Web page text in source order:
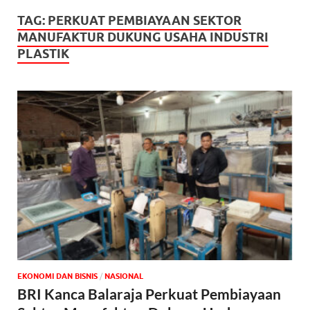
TAG: PERKUAT PEMBIAYAAN SEKTOR
MANUFAKTUR DUKUNG USAHA INDUSTRI
PLASTIK
EKONOMI DAN BISNIS / NASIONAL
BRI Kanca Balaraja Perkuat Pembiayaan